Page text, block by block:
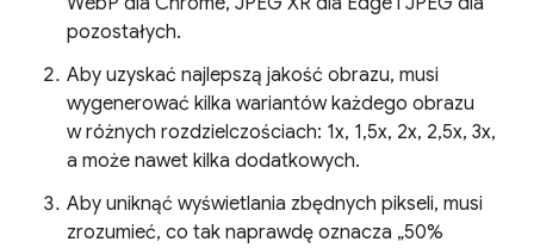
pozostałych.
Aby uzyskać najlepszą jakość obrazu, musi
wygenerować kilka wariantów każdego obrazu
w różnych rozdzielczościach: 1x, 1,5x, 2x, 2,5x, 3x,
a może nawet kilka dodatkowych.
Aby uniknąć wyświetlania zbędnych pikseli, musi
zrozumieć, co tak naprawdę oznacza „50%